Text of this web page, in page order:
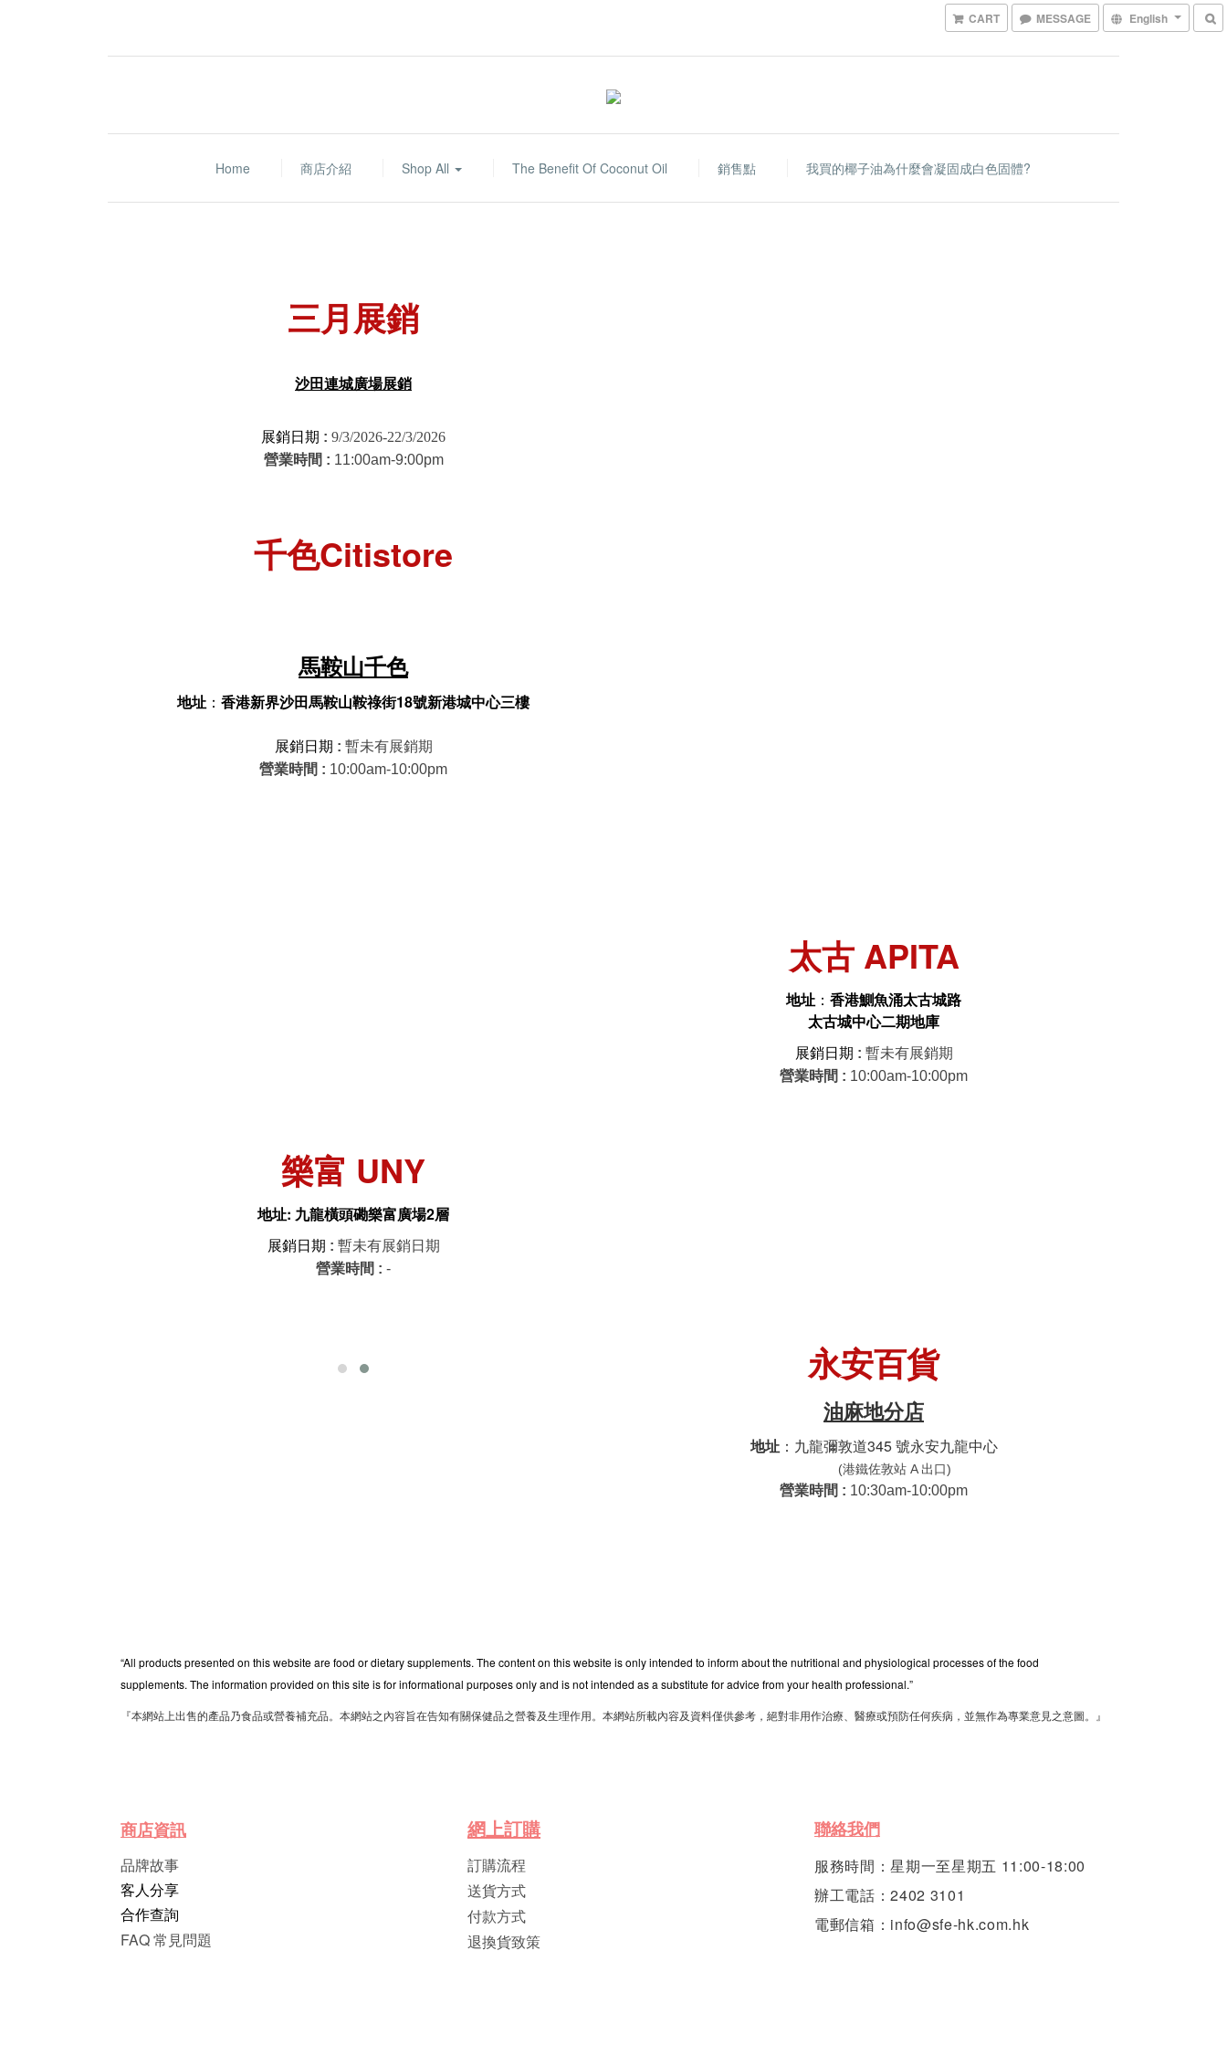
CART MESSAGE English
Home 商店介紹 Shop All The Benefit Of Coconut Oil 銷售點 我買的椰子油為什麼會凝固成白色固體?
三月展銷
沙田連城廣場展銷
展銷日期 : 9/3/2026-22/3/2026
營業時間 : 11:00am-9:00pm
千色Citistore
馬鞍山​千色
地址 ： 香港新界沙田馬鞍山鞍祿街18號新港城中心三樓
展銷日期 : 暫未有展銷期
營業時間 : 10:00am-10:00pm
太古 APITA
地址 ： 香港鰂魚涌太古城路
太古城中心二期地庫
展銷日期 : 暫未有展銷期
營業時間 : 10:00am-10:00pm
樂富 UNY
地址: 九龍橫頭磡樂富廣場2層
展銷日期 : 暫未有展銷日期
營業時間 : -
永安百貨
油麻地分店
地址：九龍彌敦道345 號永安九龍中心
(港鐵佐敦站 A 出口)
營業時間 : 10:30am-10:00pm
“All products presented on this website are food or dietary supplements. The content on this website is only intended to inform about the nutritional and physiological processes of the food
supplements. The information provided on this site is for informational purposes only and is not intended as a substitute for advice from your health professional.”
『本網站上出售的產品乃食品或營養補充品。本網站之內容旨在告知有關保健品之營養及生理作用。本網站所載內容及資料僅供參考，絕對非用作治療、醫療或預防任何疾病，並無作為專業意見之意圖。』
商店資訊
品牌故事
客人分享
合作查詢
FAQ 常見問題
網上訂購
訂購流程
送貨方式
付款方式
退換貨致策
聯絡我們
服務時間：星期一至星期五 11:00-18:00
辦工電話：2402 3101
電郵信箱：info@sfe-hk.com.hk